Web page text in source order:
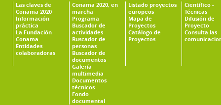
Las claves de
Conama 2020
Información
práctica
La Fundación
Conama
Entidades
colaboradoras
Conama 2020, en
marcha
Programa
Buscador de
actividades
Buscador de
personas
Buscador de
documentos
Galería
multimedia
Documentos
técnicos
Fondo
documental
Listado proyectos
europeos
Mapa de
Proyectos
Catálogo de
Proyectos
Científico -
Técnicas
Difusión de
Proyecto
Consulta las